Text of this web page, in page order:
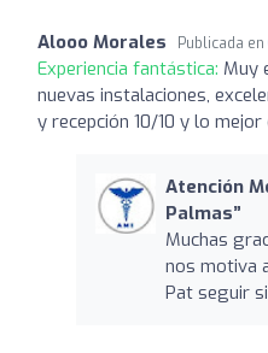
Alooo Morales Publicada en
Experiencia fantástica: Muy
nuevas instalaciones,
y recepción 10/10 y lo
Atención
Palmas”
Muchas
nos motiva
Pat seguir